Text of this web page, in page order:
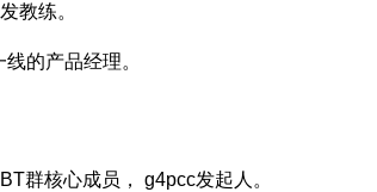
教练。
的产品经理。
群核心成员， g4pcc发起人。